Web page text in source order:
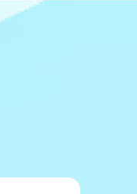
ォメーション